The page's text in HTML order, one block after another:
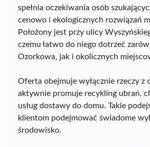
spełnia oczekiwania osób
cenowo i ekologicznych rozwiązań
Położony jest przy ulicy
czemu łatwo do niego dotrzeć
Ozorkowa, jak i okolicznych
Oferta obejmuje wyłącznie rzeczy z
aktywnie promuje recykling ubrań,
usług dostawy do domu. Takie
klientom podejmować świadome
środowisko.